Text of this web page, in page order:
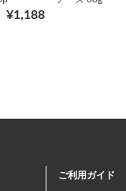
¥1,188
ご利用ガイド